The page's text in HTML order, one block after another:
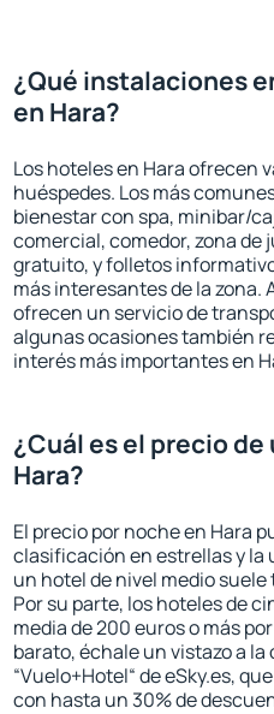
¿Qué instalaciones
en Hara?
Los hoteles en Hara ofrecen
huéspedes. Los más
bienestar con spa, minibar/
comercial, comedor, zona
gratuito, y folletos
más interesantes de la
ofrecen un servicio de
algunas ocasiones también
interés más importantes en
¿Cuál es el precio
Hara?
El precio por noche en Hara
clasificación en estrellas y la
un hotel de nivel medio
Por su parte, los hoteles de
media de 200 euros o más
barato, échale un vistazo a
“Vuelo+Hotel“ de eSky.es,
con hasta un 30% de